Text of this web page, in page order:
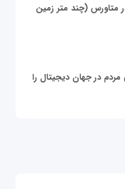
دلاری در متاورس (چند متر زمین
در جهان دیجیتال را